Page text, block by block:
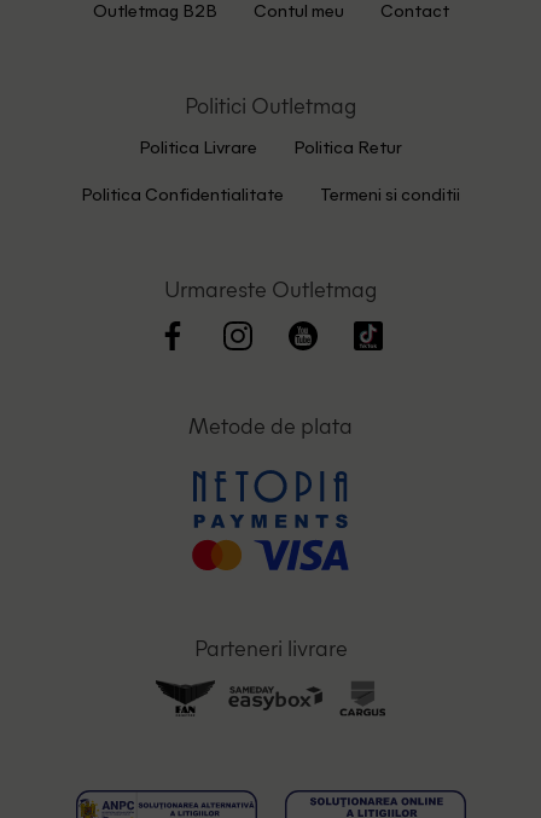
Outletmag B2B Contul meu Contact
Politici Outletmag
Politica Livrare Politica Retur
Politica Confidentialitate Termeni si conditii
Urmareste Outletmag
Metode de plata
Parteneri livrare